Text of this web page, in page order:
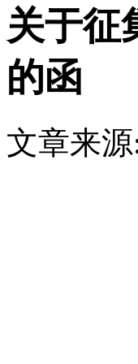
关于征
的函
文章来